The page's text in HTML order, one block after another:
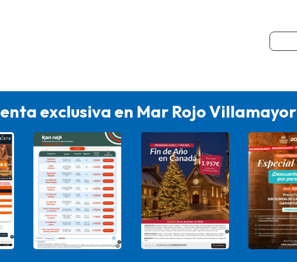
exclusiva en Mar Rojo Villamayor